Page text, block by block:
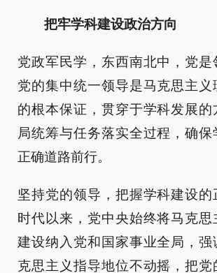
把牢学科建设政治方向
党政军民学，东西南北中，党是
党的集中统一领导是马克思主义
的根本保证，贯穿于学科发展的
局统筹与任务落实全过程，确
正确道路前行。
坚持党的领导，把握学科建设
时代以来，党中央始终将马克
建设纳入党和国家事业全局，强
克思主义指导地位不动摇，把